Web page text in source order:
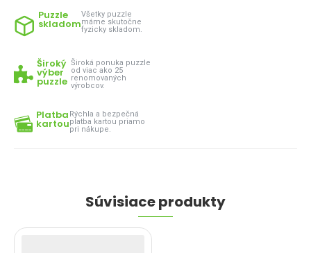
Puzzle
skladom
Všetky puzzle
máme skutočne
fyzicky skladom.
Široký
výber
puzzle
Široká ponuka puzzle
od viac ako 25
renomovaných
výrobcov.
Platba
kartou
Rýchla a bezpečná
platba kartou priamo
pri nákupe.
Súvisiace produkty